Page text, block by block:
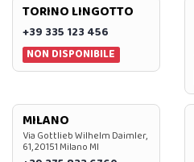
TORINO LINGOTTO
+39 335 123 456
NON DISPONIBILE
MILANO
Via Gottlieb Wilhelm Daimler,
61, 20151 Milano MI